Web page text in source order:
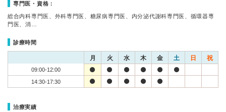
専門医・資格：
総合内科専門医、外科専門医、糖尿病専門医、内分泌代謝科専門医、循環器専
門医、消…
診療時間
月 火 水 木 金 土 日 祝
09:00-12:00
14:30-17:30
治療実績